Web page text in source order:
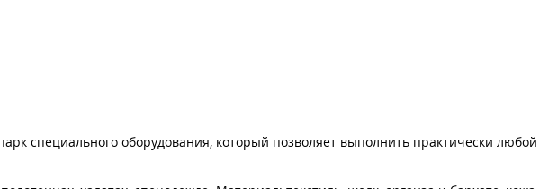
специального оборудования, который позволяет выполнить практически любой